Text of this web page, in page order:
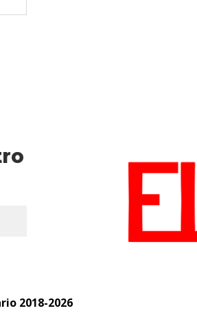
2018-2026